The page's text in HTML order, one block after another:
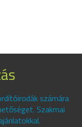
számára
Szakmai